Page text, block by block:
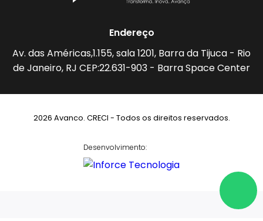
Endereço
Av. das Américas,1.155, sala 1201, Barra da Tijuca - Rio
de Janeiro, RJ CEP:22.631-903 - Barra Space Center
2026 Avanco. CRECI - Todos os direitos reservados.
Desenvolvimento: